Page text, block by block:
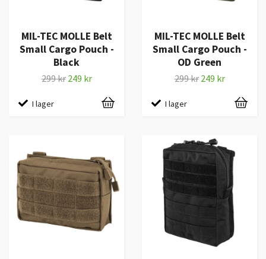
MIL-TEC MOLLE Belt
Small Cargo Pouch -
Black
299 kr 249 kr
I lager
MIL-TEC MOLLE Belt
Small Cargo Pouch -
OD Green
299 kr 249 kr
I lager